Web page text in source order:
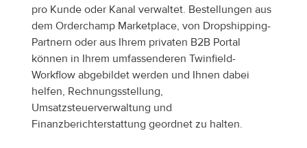
pro Kunde oder Kanal verwaltet. Bestellungen aus
dem Orderchamp Marketplace, von Dropshipping-
Partnern oder aus Ihrem privaten B2B Portal
können in Ihrem umfassenderen Twinfield-
Workflow abgebildet werden und Ihnen dabei
helfen, Rechnungsstellung,
Umsatzsteuerverwaltung und
Finanzberichterstattung geordnet zu halten.